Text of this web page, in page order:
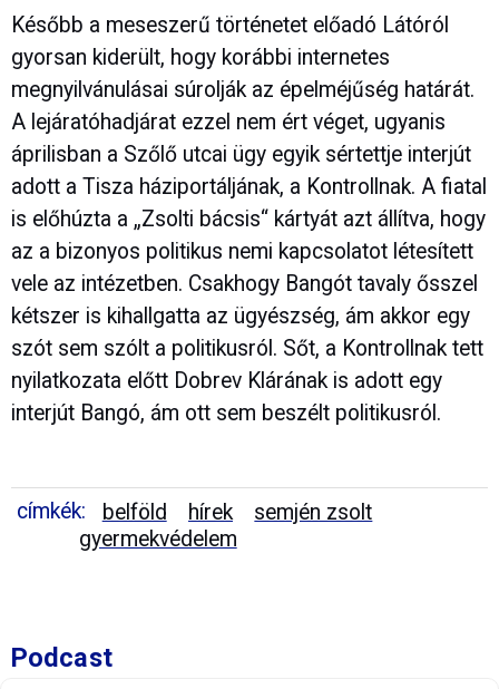
Később a meseszerű történetet előadó Látóról
gyorsan kiderült, hogy korábbi internetes
megnyilvánulásai súrolják az épelméjűség határát.
A lejáratóhadjárat ezzel nem ért véget, ugyanis
áprilisban a Szőlő utcai ügy egyik sértettje interjút
adott a Tisza háziportáljának, a Kontrollnak. A fiatal
is előhúzta a „Zsolti bácsis“ kártyát azt állítva, hogy
az a bizonyos politikus nemi kapcsolatot létesített
vele az intézetben. Csakhogy Bangót tavaly ősszel
kétszer is kihallgatta az ügyészség, ám akkor egy
szót sem szólt a politikusról. Sőt, a Kontrollnak tett
nyilatkozata előtt Dobrev Klárának is adott egy
interjút Bangó, ám ott sem beszélt politikusról.
címkék: belföld hírek
semjén zsolt
gyermekvédelem
Podcast